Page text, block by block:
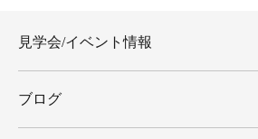
見学会/イベント情報
ブログ